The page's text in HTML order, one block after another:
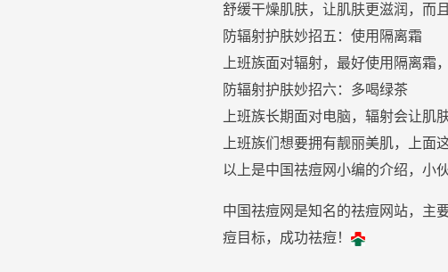
舒缓干燥肌肤，让肌肤更滋润，而
防辐射护肤妙招五：使用隔离霜
上班族面对辐射，最好使用隔离霜
防辐射护肤妙招六：多喝绿茶
上班族长期面对电脑， 辐射会让肌
上班族们想要拥有靓丽美肌，上面
以上是中国祛痘网小编的介绍，小
中国祛痘网是知名的祛痘网站，主
痘目标，成功祛痘！